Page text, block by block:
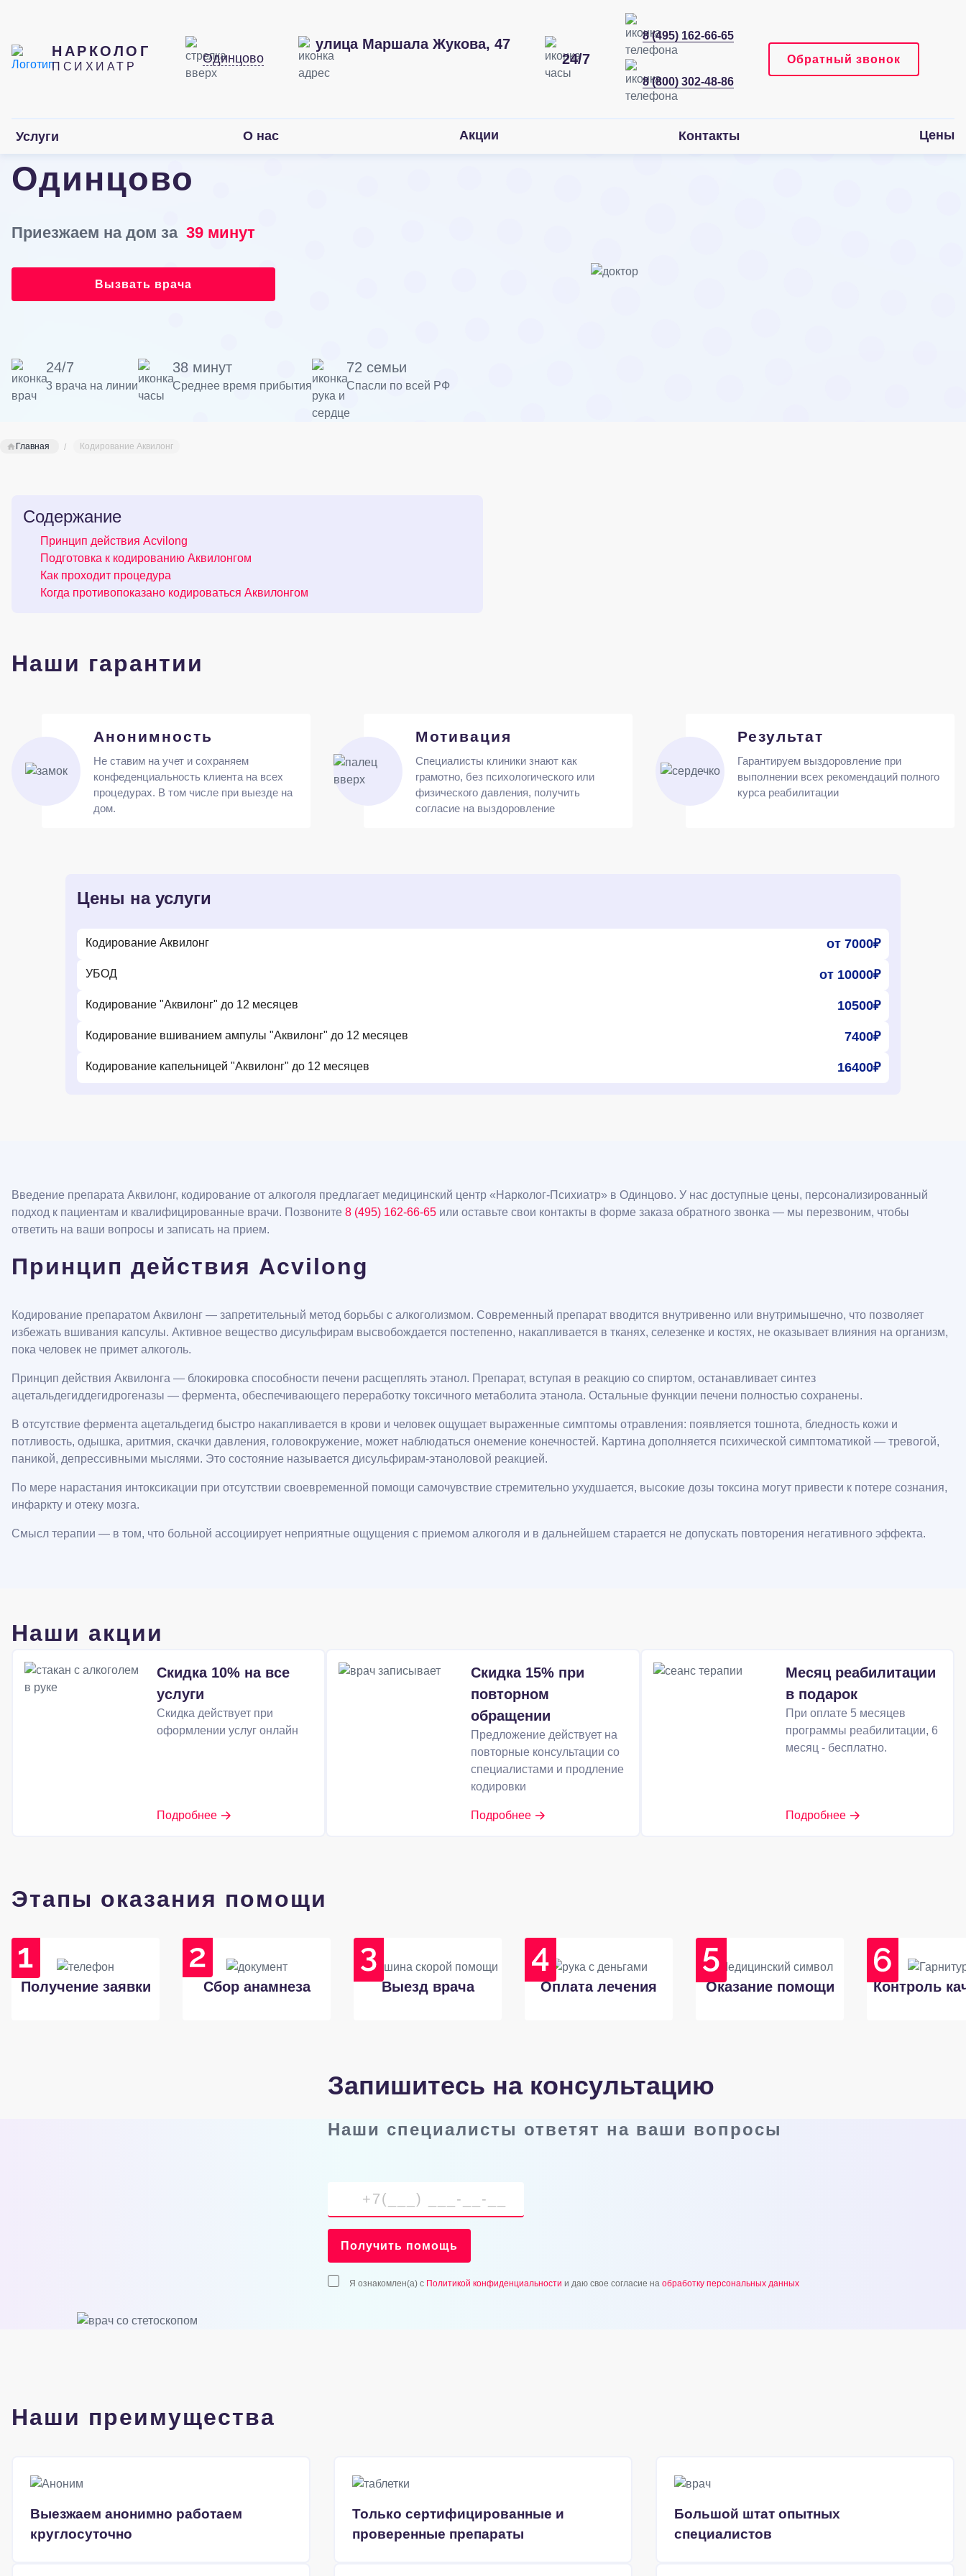
НАРКОЛОГ
ПСИХИАТР
Одинцово
улица Маршала Жукова, 47
24/7
8 (495) 162-66-65
8 (800) 302-48-86
Обратный звонок
Услуги О нас Акции Контакты Цены
Кодирование Аквилонг в
Одинцово
Приезжаем на дом за39 минут
Вызвать врача
24/7
3 врача на линии
38 минут
Среднее время прибытия
72 семьи
Спасли по всей РФ
Главная Кодирование Аквилонг
Содержание
Принцип действия Acvilong
Подготовка к кодированию Аквилонгом
Как проходит процедура
Когда противопоказано кодироваться Аквилонгом
Наши гарантии
Анонимность
Не ставим на учет и сохраняем
конфеденциальность клиента на всех
процедурах. В том числе при выезде на
дом.
Мотивация
Специалисты клиники знают как
грамотно, без психологического или
физического давления, получить
согласие на выздоровление
Результат
Гарантируем выздоровление при
выполнении всех рекомендаций полного
курса реабилитации
Цены на услуги
Кодирование Аквилонг от 7000₽
УБОД от 10000₽
Кодирование "Аквилонг" до 12 месяцев 10500₽
Кодирование вшиванием ампулы "Аквилонг" до 12 месяцев 7400₽
Кодирование капельницей "Аквилонг" до 12 месяцев 16400₽
Введение препарата Аквилонг, кодирование от алкоголя предлагает медицинский центр «Нарколог-Психиатр» в Одинцово. У нас доступные цены, персонализированный
подход к пациентам и квалифицированные врачи. Позвоните 8 (495) 162-66-65 или оставьте свои контакты в форме заказа обратного звонка — мы перезвоним, чтобы
ответить на ваши вопросы и записать на прием.
Принцип действия Acvilong
Кодирование препаратом Аквилонг — запретительный метод борьбы с алкоголизмом. Современный препарат вводится внутривенно или внутримышечно, что позволяет
избежать вшивания капсулы. Активное вещество дисульфирам высвобождается постепенно, накапливается в тканях, селезенке и костях, не оказывает влияния на организм,
пока человек не примет алкоголь.
Принцип действия Аквилонга — блокировка способности печени расщеплять этанол. Препарат, вступая в реакцию со спиртом, останавливает синтез
ацетальдегиддегидрогеназы — фермента, обеспечивающего переработку токсичного метаболита этанола. Остальные функции печени полностью сохранены.
В отсутствие фермента ацетальдегид быстро накапливается в крови и человек ощущает выраженные симптомы отравления: появляется тошнота, бледность кожи и
потливость, одышка, аритмия, скачки давления, головокружение, может наблюдаться онемение конечностей. Картина дополняется психической симптоматикой — тревогой,
паникой, депрессивными мыслями. Это состояние называется дисульфирам-этаноловой реакцией.
По мере нарастания интоксикации при отсутствии своевременной помощи самочувствие стремительно ухудшается, высокие дозы токсина могут привести к потере сознания,
инфаркту и отеку мозга.
Смысл терапии — в том, что больной ассоциирует неприятные ощущения с приемом алкоголя и в дальнейшем старается не допускать повторения негативного эффекта.
Наши акции
Скидка 10% на все
услуги
Скидка действует при
оформлении услуг онлайн
Подробнее
Скидка 15% при
повторном
обращении
Предложение действует на
повторные консультации со
специалистами и продление
кодировки
Подробнее
Месяц реабилитации
в подарок
При оплате 5 месяцев
программы реабилитации, 6
месяц - бесплатно.
Подробнее
Этапы оказания помощи
Получение заявки Сбор анамнеза Выезд врача Оплата лечения Оказание помощи Контроль
Запишитесь на консультацию
Наши специалисты ответят на ваши вопросы
Получить помощь
Я ознакомлен(а) с Политикой конфиденциальности и даю свое согласие на обработку персональных данных
Наши преимущества
Выезжаем анонимно работаем
круглосуточно
Только сертифицированные и
проверенные препараты
Большой штат опытных
специалистов